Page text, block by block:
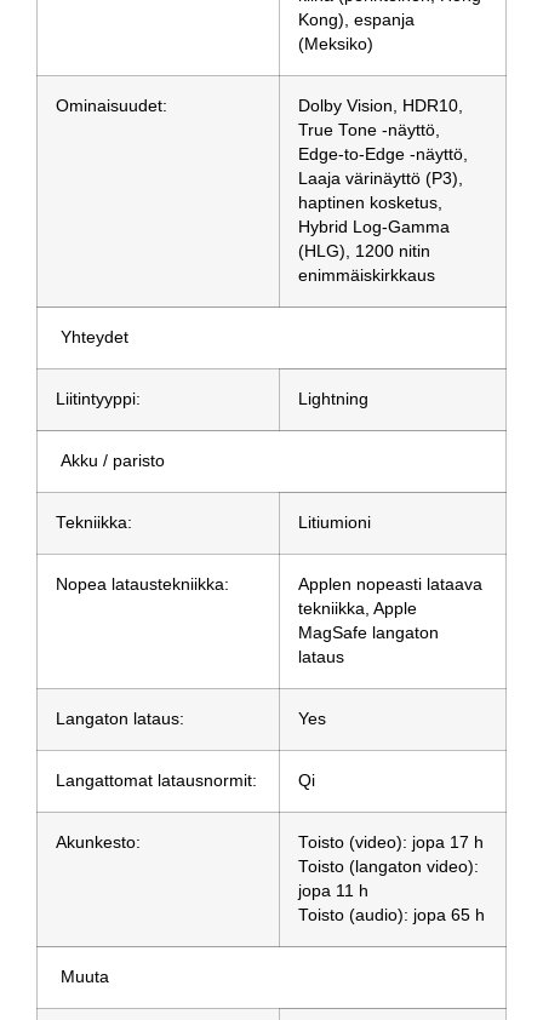
Kong), espanja
(Meksiko)
Ominaisuudet:
Dolby Vision, HDR10,
True Tone -näyttö,
Edge-to-Edge -näyttö,
Laaja värinäyttö (P3),
haptinen kosketus,
Hybrid Log-Gamma
(HLG), 1200 nitin
enimmäiskirkkaus
Yhteydet
Liitintyyppi: Lightning
Akku / paristo
Tekniikka: Litiumioni
Nopea lataustekniikka:
Applen nopeasti lataava
tekniikka, Apple
MagSafe langaton
lataus
Langaton lataus: Yes
Langattomat latausnormit: Qi
Akunkesto:
Toisto (video): jopa 17 h
Toisto (langaton video):
jopa 11 h
Toisto (audio): jopa 65 h
Muuta